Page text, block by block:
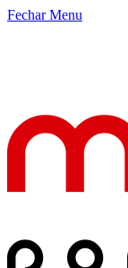
Fechar Menu